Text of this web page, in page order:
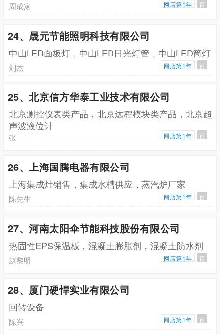
周成家 网店第1年 百
24、晟元节能照明科技有限公司
中山LED面板灯，中山LED日光灯管，中山LED筒灯
刘杰 网店第1年 百
25、北京信方华泰工业技术有限公司
北京测控仪表类产品，北京远程模块类产品，北京超
声波液位计
张 网店第1年 百
26、上海国腾电器有限公司
上海集成灶销售，集成水槽供应，蒸汽炉厂家
陈先生 网店第1年 百
27、河南太阳伞节能科技股份有限公司
热固性EPS保温板，混凝土膨胀剂，混凝土防水剂
赵黎明 网店第1年 百
28、厦门硬悍实业有限公司
回转设备
陈兴 网店第1年 百